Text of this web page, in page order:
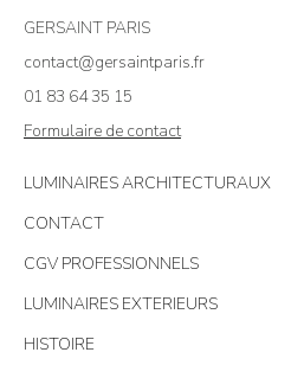
GERSAINT PARIS
contact@gersaintparis.fr
01 83 64 35 15
Formulaire de contact
LUMINAIRES ARCHITECTURAUX
CONTACT
CGV PROFESSIONNELS
LUMINAIRES EXTERIEURS
HISTOIRE